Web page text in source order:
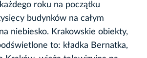
roku na początku
budynków na całym
niebiesko. Krakowskie obiekty,
to: kładka Bernatka,